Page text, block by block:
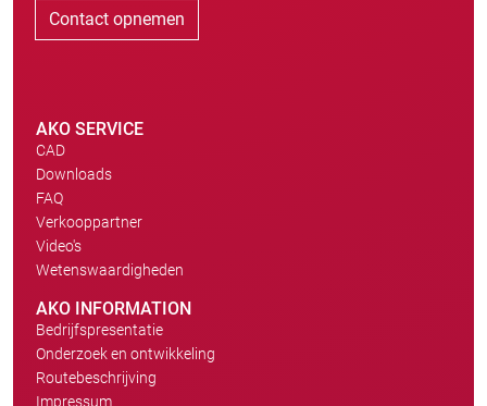
Contact opnemen
AKO SERVICE
CAD
Downloads
FAQ
Verkooppartner
Video's
Wetenswaardigheden
AKO INFORMATION
Bedrijfspresentatie
Onderzoek en ontwikkeling
Routebeschrijving
Impressum